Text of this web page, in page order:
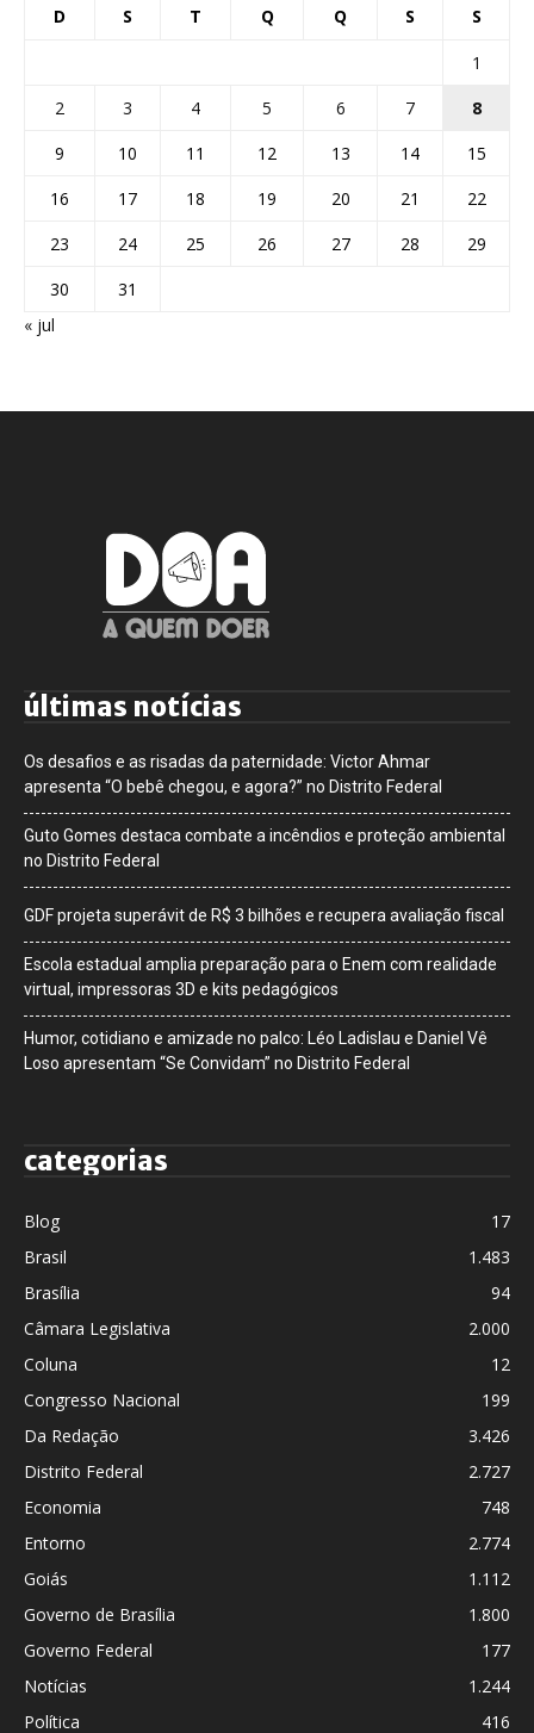
D S T Q Q S S
1
2
3 4 5 6 7
8
9
10 11 12 13 14
15
16
17 18 19 20 21
22
23
24 25 26 27 28
29
30
31
« jul
últimas notícias
Os desafios e as risadas da paternidade: Victor Ahmar
apresenta “O bebê chegou, e agora?” no Distrito Federal
Guto Gomes destaca combate a incêndios e proteção ambiental
no Distrito Federal
GDF projeta superávit de R$ 3 bilhões e recupera avaliação fiscal
Escola estadual amplia preparação para o Enem com realidade
virtual, impressoras 3D e kits pedagógicos
Humor, cotidiano e amizade no palco: Léo Ladislau e Daniel Vê
Loso apresentam “Se Convidam” no Distrito Federal
categorias
Blog
17
Brasil
1.483
Brasília
94
Câmara Legislativa
2.000
Coluna
12
Congresso Nacional
199
Da Redação
3.426
Distrito Federal
2.727
Economia
748
Entorno
2.774
Goiás
1.112
Governo de Brasília
1.800
Governo Federal
177
Notícias
1.244
Política
416